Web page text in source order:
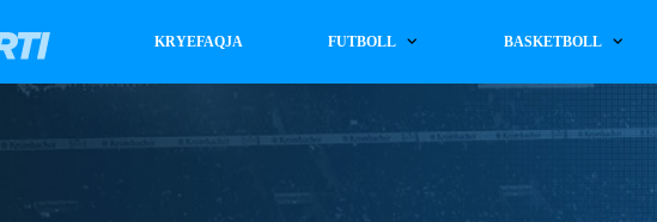
KRYEFAQJA FUTBOLL BASKETBOLL